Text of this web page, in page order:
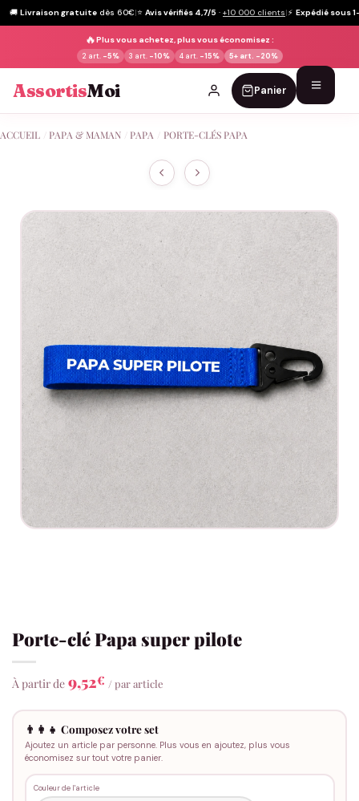
🚚 Livraison gratuite dès 60€|⭐ Avis vérifiés 4,7/5 · +10 000 clients|⚡ Expédié sous
🔥Plus vous achetez, plus vous économisez :
2 art. -5% 3 art. -10% 4 art. -15% 5+ art. -20%
AssortisMoi Panier
au
ACCUEIL PAPA & MAMAN PAPA PORTE-CLÉS PAPA
Porte-clé Papa super pilote
À partir de 9,52€ / par article
👨‍👩‍👧 Composez votre set
Ajoutez un article par personne. Plus vous en ajoutez, plus vous
économisez sur tout votre panier.
Couleur de l'article